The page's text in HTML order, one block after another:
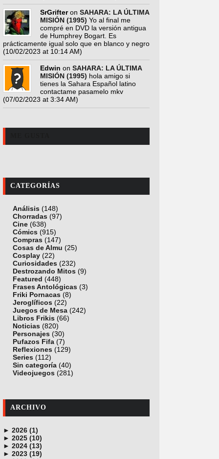
SrGrifteron SAHARA: LA ÚLTIMA
MISIÓN (1995) Yo al final me
compré en DVD la versión antigua
de Humphrey Bogart. Es
prácticamente igual solo que en blanco y negro
(10/02/2023 at 10:14 AM)
Edwin on SAHARA: LA ÚLTIMA
MISIÓN (1995) hola amigo si
tienes la Sahara Español latino
contactame pasamelo mkv
(07/02/2023 at 3:34 AM)
CATEGORÍAS
Análisis (148)
Chorradas (97)
Cine (638)
Cómics (915)
Compras (147)
Cosas de Almu (25)
Cosplay (22)
Curiosidades (232)
Destrozando Mitos (9)
Featured (448)
Frases Antológicas (3)
Friki Pornacas (8)
Jeroglíficos (22)
Juegos de Mesa (242)
Libros Frikis (66)
Noticias (820)
Personajes (30)
Pufazos Fifa (7)
Reflexiones (129)
Series (112)
Sin categoría (40)
Videojuegos (281)
ARCHIVO
► 2026 (1)
junio (1)
► 2025 (10)
noviembre (1)
octubre (1)
► 2024 (13)
diciembre (4)
► 2023 (19)